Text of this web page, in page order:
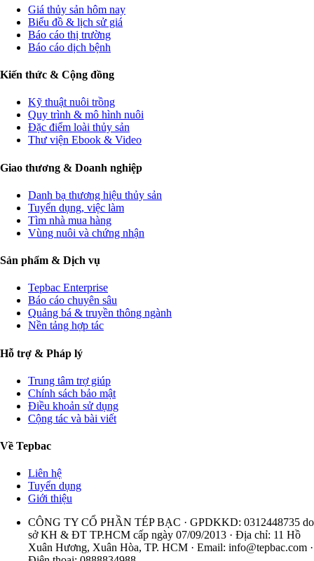
Giá thủy sản hôm nay
Biểu đồ & lịch sử giá
Báo cáo thị trường
Báo cáo dịch bệnh
Kiến thức & Cộng đồng
Kỹ thuật nuôi trồng
Quy trình & mô hình nuôi
Đặc điểm loài thủy sản
Thư viện Ebook & Video
Giao thương & Doanh nghiệp
Danh bạ thương hiệu thủy sản
Tuyển dụng, việc làm
Tìm nhà mua hàng
Vùng nuôi và chứng nhận
Sản phẩm & Dịch vụ
Tepbac Enterprise
Báo cáo chuyên sâu
Quảng bá & truyền thông ngành
Nền tảng hợp tác
Hỗ trợ & Pháp lý
Trung tâm trợ giúp
Chính sách bảo mật
Điều khoản sử dụng
Cộng tác và bài viết
Về Tepbac
Liên hệ
Tuyển dụng
Giới thiệu
CÔNG TY CỔ PHẦN TÉP BẠC · GPDKKD: 0312448735 do
sở KH & ĐT TP.HCM cấp ngày 07/09/2013 · Địa chỉ: 11 Hồ
Xuân Hương, Xuân Hòa, TP. HCM · Email: info@tepbac.com ·